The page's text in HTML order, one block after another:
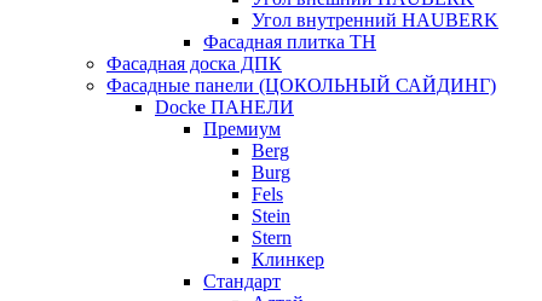
Угол внутренний HAUBERK
Фасадная плитка ТН
Фасадная доска ДПК
Фасадные панели (ЦОКОЛЬНЫЙ САЙДИНГ)
Docke ПАНЕЛИ
Премиум
Berg
Burg
Fels
Stein
Stern
Клинкер
Стандарт